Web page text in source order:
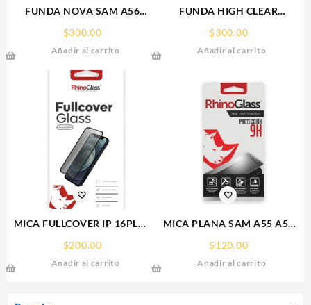
FUNDA NOVA SAM A56
SOPORTE MAGNETICO
SAMSUNG
$300.00
Añadir al carrito
FUNDA HIGH CLEAR
$300.00
Añadir al carrito
MICA FULLCOVER IP 16PLUS
$200.00
Añadir al carrito
MICA PLANA SAM A55 A56
$120.00
Añadir al carrito